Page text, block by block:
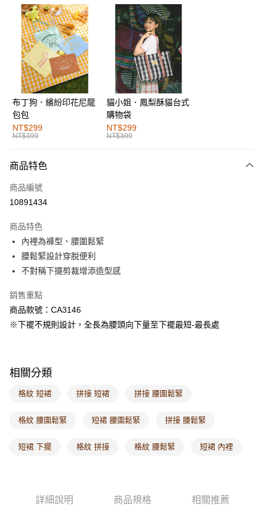
購物金
超商取貨付款
LINE Pay
街口支付
運送方式
全家取貨付款
每筆NT$60，滿NT$1,000(含以上)免運費
付款後全家取貨
萊爾富取貨付款
付款後萊爾富取貨
每筆NT$60，滿NT$1,000(含以上)免運費
7-11取貨付款
每筆NT$60，滿NT$1,000(含以上)免運費
付款後7-11取貨
每筆NT$60，滿NT$1,000(含以上)免運費
每筆NT$120，滿NT$1,000(含以上)免運費
付款後門市自取
海外配送-港/澳/新/馬/泰國專屬
海外配送-其他亞洲地區 查看運費
布丁狗．繽紛印花尼龍
包包
NT$299
NT$399
貓小姐．鳳梨酥貓台式
購物袋
NT$299
NT$399
商品特色
商品編號
10891434
商品特色
內裡為褲型、腰圍鬆緊
腰鬆緊設計穿脫便利
不對稱下擺剪裁增添造型感
銷售重點
商品款號：CA3146
※下襬不規則設計，全長為腰頭向下量至下襬最短-最長處
相關分類
格紋 短裙 拼接 短裙 拼接 腰圍鬆緊
格紋 腰圍鬆緊 短裙 腰圍鬆緊 拼接 腰鬆緊
短裙 下擺 格紋 拼接 格紋 腰鬆緊 短裙 內裡
詳細說明 商品規格 相關推薦